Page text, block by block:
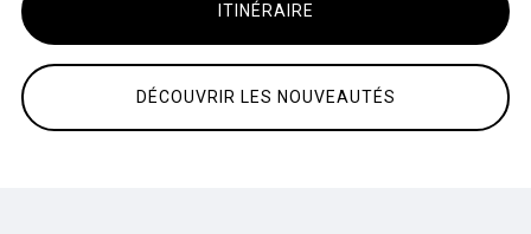
DÉCOUVRIR LES NOUVEAUTÉS
ITINÉRAIRE